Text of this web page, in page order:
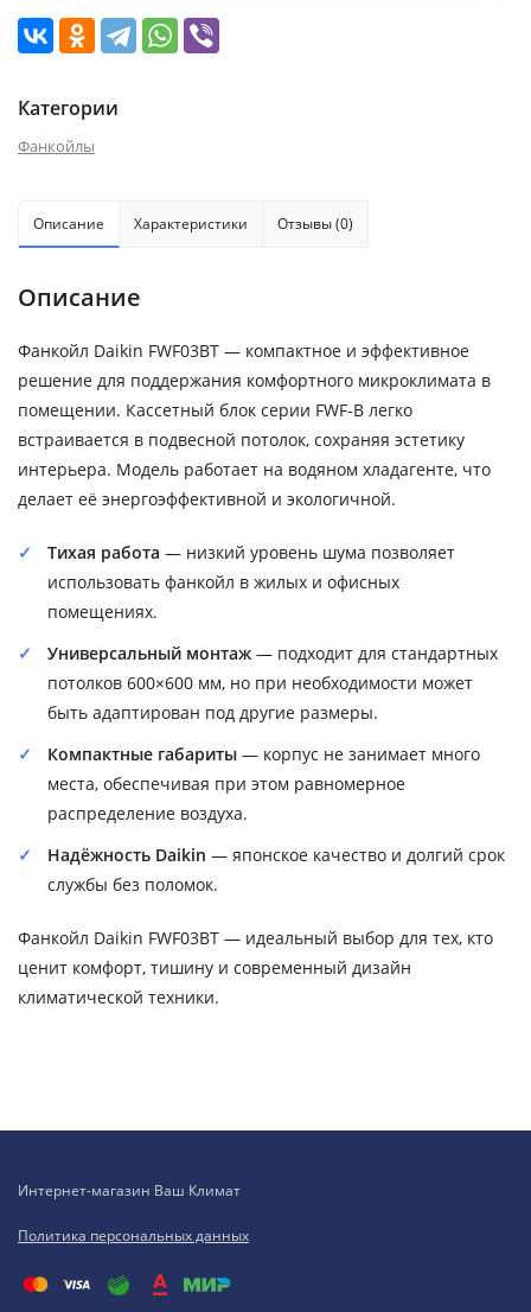
Категории
Фанкойлы
Описание Характеристики Отзывы (0)
Описание
Фанкойл Daikin FWF03BT — компактное и эффективное
решение для поддержания комфортного микроклимата в
помещении. Кассетный блок серии FWF-B легко
встраивается в подвесной потолок, сохраняя эстетику
интерьера. Модель работает на водяном хладагенте, что
делает её энергоэффективной и экологичной.
Тихая работа — низкий уровень шума позволяет
использовать фанкойл в жилых и офисных
помещениях.
Универсальный монтаж — подходит для стандартных
потолков 600×600 мм, но при необходимости может
быть адаптирован под другие размеры.
Компактные габариты — корпус не занимает много
места, обеспечивая при этом равномерное
распределение воздуха.
Надёжность Daikin — японское качество и долгий срок
службы без поломок.
Фанкойл Daikin FWF03BT — идеальный выбор для тех, кто
ценит комфорт, тишину и современный дизайн
климатической техники.
Интернет-магазин Ваш Климат
Политика персональных данных